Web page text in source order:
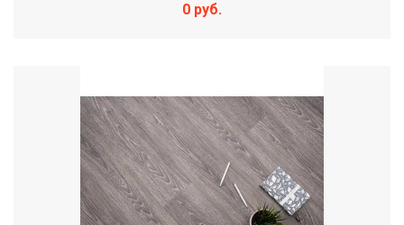
0 руб.